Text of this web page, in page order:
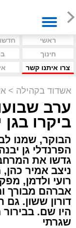
ראשי
חינוך
צרו איתנו קשר
אשדוד בקהילה >
ערב
ביקרו בגן
הבוקר, שמנו
הפרנדלי גן
גדשו את
ניצב אמיר
רועי ולדמן,
אברהם מבורך
דורון ששון.
היו שם.
שגרתי